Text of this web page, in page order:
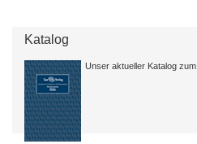
Katalog
Unser aktueller Katalog zum